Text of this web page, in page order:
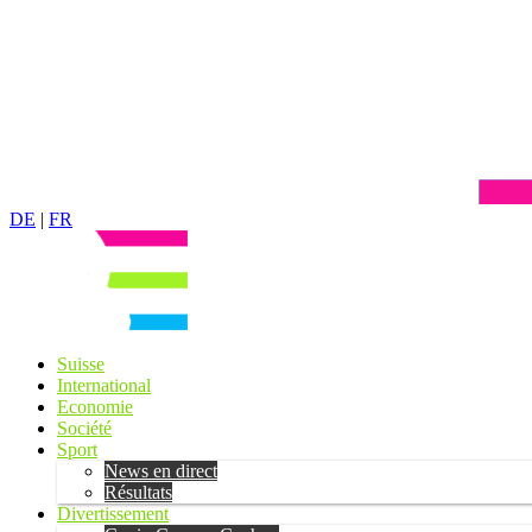
DE | FR
Suisse
International
Economie
Société
Sport
News en direct
Résultats
Divertissement